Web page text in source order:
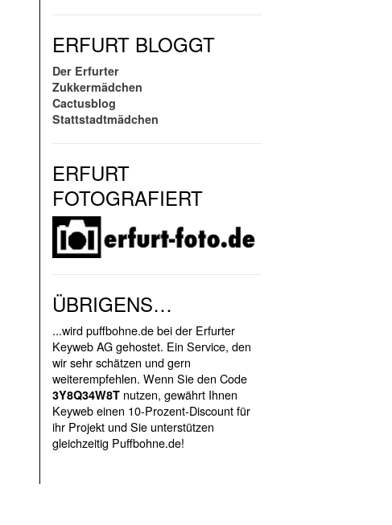
ERFURT BLOGGT
Der Erfurter
Zukkermädchen
Cactusblog
Stattstadtmädchen
ERFURT
FOTOGRAFIERT
ÜBRIGENS…
...wird puffbohne.de bei der Erfurter
Keyweb AG gehostet. Ein Service, den
wir sehr schätzen und gern
weiterempfehlen. Wenn Sie den Code
3Y8Q34W8T nutzen, gewährt Ihnen
Keyweb einen 10-Prozent-Discount für
ihr Projekt und Sie unterstützen
gleichzeitig Puffbohne.de!